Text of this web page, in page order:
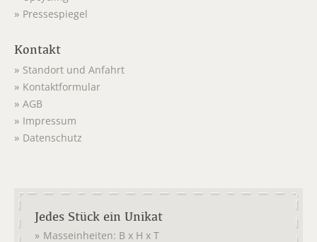
Pressespiegel
Kontakt
Standort und Anfahrt
Kontaktformular
AGB
Impressum
Datenschutz
Jedes Stück ein Unikat
Masseinheiten: B x H x T